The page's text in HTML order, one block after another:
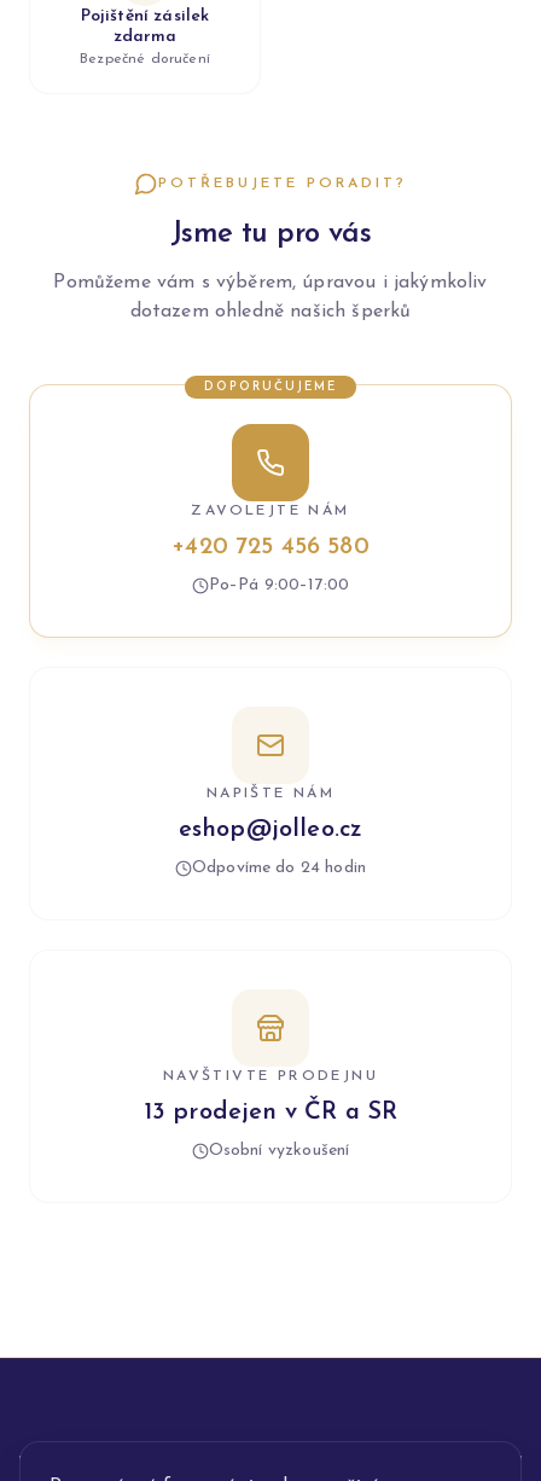
Pojištění zásilek
zdarma
Bezpečné doručení
POTŘEBUJETE PORADIT?
Jsme tu pro vás
Pomůžeme vám s výběrem, úpravou i jakýmkoliv
dotazem ohledně našich šperků
DOPORUČUJEME
ZAVOLEJTE NÁM
+420 725 456 580
Po–Pá 9:00–17:00
NAPIŠTE NÁM
eshop@jolleo.cz
Odpovíme do 24 hodin
NAVŠTIVTE PRODEJNU
13 prodejen v ČR a SR
Osobní vyzkoušení